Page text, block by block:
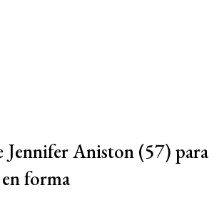
Jennifer Aniston (57) para
forma